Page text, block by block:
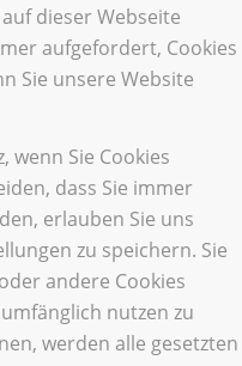
dieser Webseite
aufgefordert, Cookies
Sie unsere Website
wenn Sie Cookies
dass Sie immer
erlauben Sie uns
zu speichern. Sie
andere Cookies
nutzen zu
werden alle gesetzten